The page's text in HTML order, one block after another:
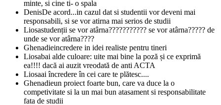
minte, si cine ti- o spala
DenisDe acord...in cazul dat si studentii vor deveni mai
responsabili, si se vor atirna mai serios de studii
Liosastudenții se vor atârna??????????? se vor atârna????? de
unde se vor atârna????
Ghenadieincredere in idei realiste pentru tineri
Liosabai alde culoare: uite mai bine la poză și ce exprimă
ea!!!! dacă ai auzit vreodată de anti ACTA
Liosaai încredere în cei care te plătesc....
Ghenadieun proiect foarte bun, care va duce la o
competivitate si la un mai bun atasament si responsabilitate
fata de studii